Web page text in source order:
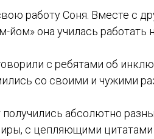
работу Соня. Вместе с
йом» она училась работать
с ребятами об
со своими и чужими
получились абсолютно
с цепляющими